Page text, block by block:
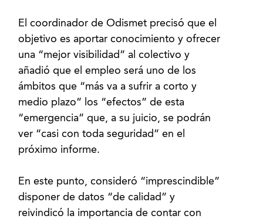
El coordinador de Odismet precisó que el
objetivo es aportar conocimiento y ofrecer
una “mejor visibilidad” al colectivo y
añadió que el empleo será uno de los
ámbitos que “más va a sufrir a corto y
medio plazo” los “efectos” de esta
“emergencia” que, a su juicio, se podrán
ver “casi con toda seguridad” en el
próximo informe.
En este punto, consideró “imprescindible”
disponer de datos “de calidad” y
reivindicó la importancia de contar con